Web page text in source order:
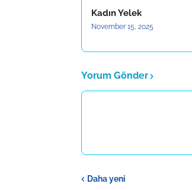
Kadın Yelek
November 15, 2025
Yorum Gönder
Daha yeni